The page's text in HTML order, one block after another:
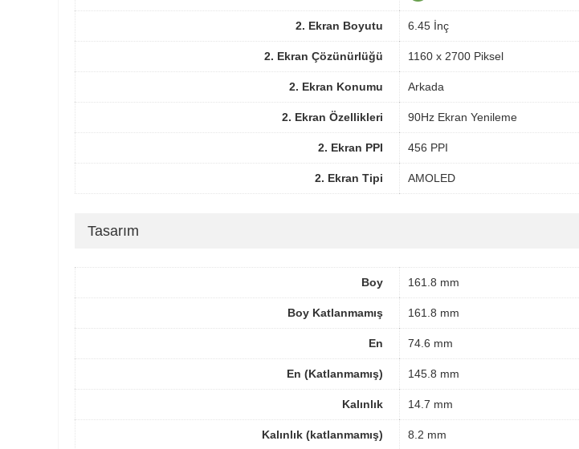
2. Ekran Boyutu 6.45 İnç
2. Ekran Çözünürlüğü 1160 x 2700 Piksel
2. Ekran Konumu Arkada
2. Ekran Özellikleri 90Hz Ekran Yenileme
2. Ekran PPI 456 PPI
2. Ekran Tipi AMOLED
Tasarım
Boy 161.8 mm
Boy Katlanmamış 161.8 mm
En 74.6 mm
En (Katlanmamış) 145.8 mm
Kalınlık 14.7 mm
Kalınlık (katlanmamış) 8.2 mm